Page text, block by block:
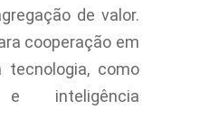
de valor.
cooperação em
como
e inteligência